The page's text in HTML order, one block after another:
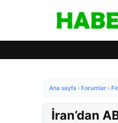
Ana sayfa › Forumlar ›
İran’dan